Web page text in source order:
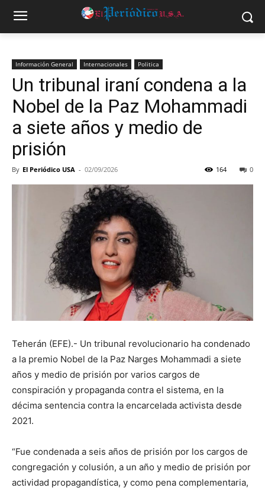
Información General Internacionales Politica
Un tribunal iraní condena a la
Nobel de la Paz Mohammadi
a siete años y medio de
prisión
By El Periódico USA - 02/09/2026 0
164
Teherán (EFE).- Un tribunal revolucionario ha condenado
a la premio Nobel de la Paz Narges Mohammadi a siete
años y medio de prisión por varios cargos de
conspiración y propaganda contra el sistema, en la
décima sentencia contra la encarcelada activista desde
2021.
“Fue condenada a seis años de prisión por los cargos de
congregación y colusión, a un año y medio de prisión por
actividad propagandística, y como pena complementaria,